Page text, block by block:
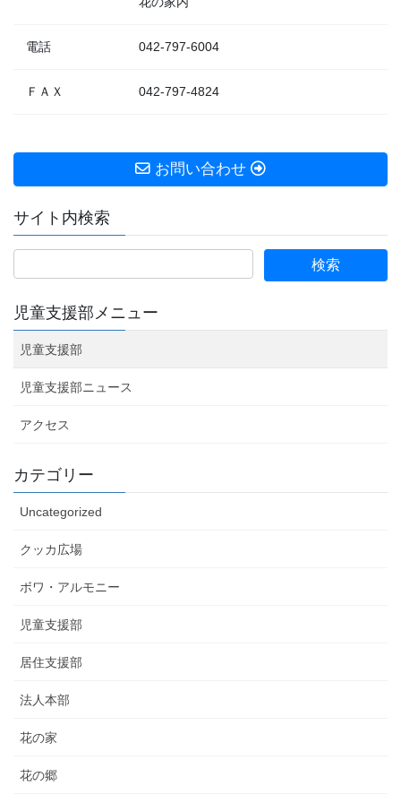
電話 042-797-6004
ＦＡＸ 042-797-4824
お問い合わせ
サイト内検索
児童支援部メニュー
児童支援部
児童支援部ニュース
アクセス
カテゴリー
Uncategorized
クッカ広場
ボワ・アルモニー
児童支援部
居住支援部
法人本部
花の家
花の郷